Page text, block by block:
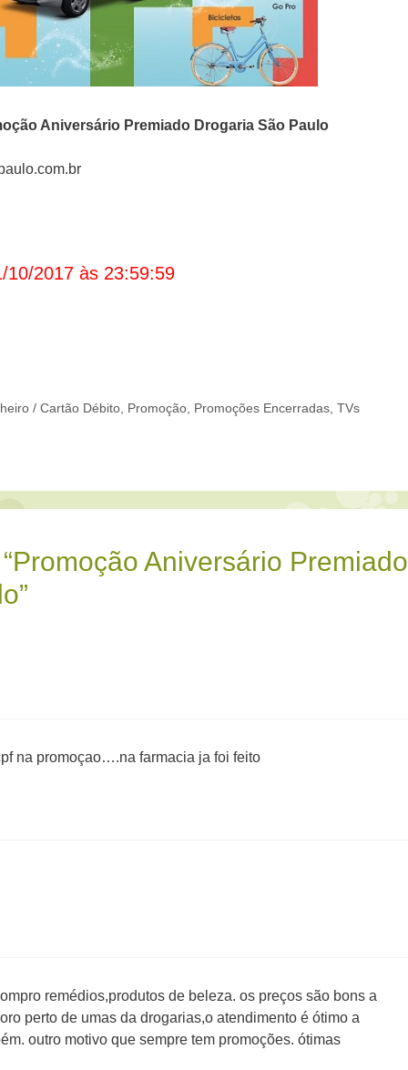
Aniversário Premiado Drogaria São Paulo
10/2017 às 23:59:59
/ Cartão Débito Promoção Promoções Encerradas ,TVs
Aniversário Premiado
na promoçao….na farmacia ja foi feito
remédios,produtos de beleza. os preços são bons a
perto de umas da drogarias,o atendimento é ótimo a
outro motivo que sempre tem promoções. ótimas